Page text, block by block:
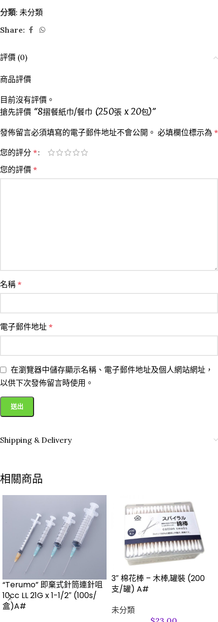
分類: 未分類
Share:
評價 (0)
商品評價
目前沒有評價。
搶先評價 “8摺餐紙巾/餐巾 (250張 x 20包)”
發佈留言必須填寫的電子郵件地址不會公開。 必填欄位標示為 *
您的評分 *
您的評價 *
名稱 *
電子郵件地址 *
在瀏覽器中儲存顯示名稱、電子郵件地址及個人網站網址，
以供下次發佈留言時使用。
Shipping & Delivery
相關商品
“Terumo” 即棄式針筒連針咀
10cc LL 21G x 1-1/2″ (100s/
盒)A#
3″ 棉花棒 – 木棒,罐裝 (200
支/罐) A#
未分類